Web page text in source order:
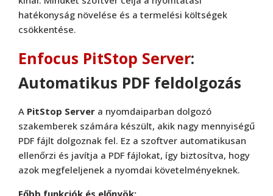
hatékonyság növelése és a termelési költségek
csökkentése.
Enfocus PitStop Server:
Automatikus PDF feldolgozás
A PitStop Server a nyomdaiparban dolgozó
szakemberek számára készült, akik nagy mennyiségű
PDF fájlt dolgoznak fel. Ez a szoftver automatikusan
ellenőrzi és javítja a PDF fájlokat, így biztosítva, hogy
azok megfeleljenek a nyomdai követelményeknek.
Főbb funkciók és előnyök: